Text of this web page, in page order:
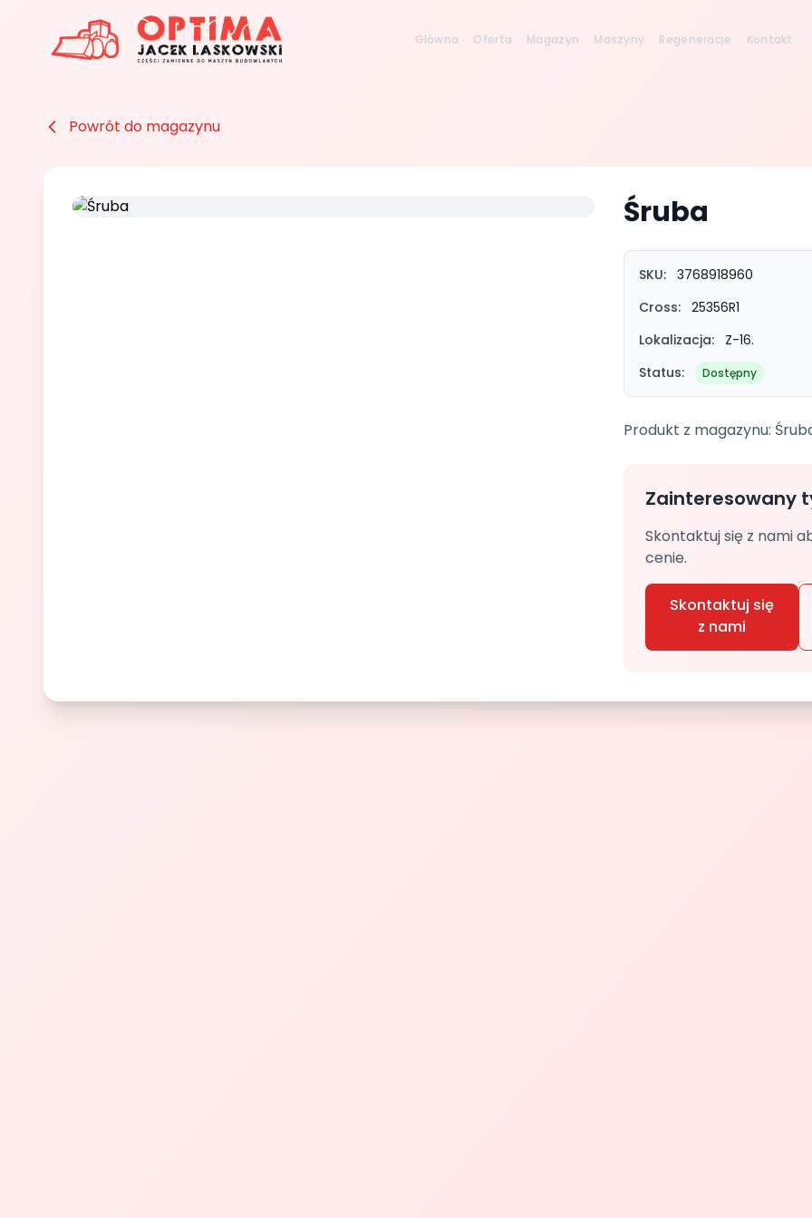
Główna Oferta Magazyn Maszyny Regeneracje Kontakt
Powrót do magazynu
Śruba
SKU: 3768918960
Cross: 25356R1
Lokalizacja:
Z-16.
Status:
Dostępny
Produkt z magazynu:
Zainteresowany
Skontaktuj się z nami
cenie.
Skontaktuj się
z nami